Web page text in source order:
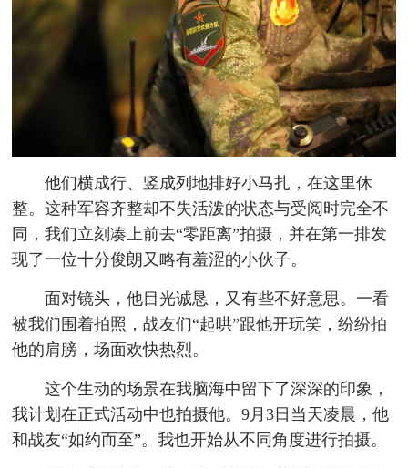
他们横成行、竖成列地排好小马扎，在这里休
整。这种军容齐整却不失活泼的状态与受阅时完全不
同，我们立刻凑上前去“零距离”拍摄，并在第一排发
现了一位十分俊朗又略有羞涩的小伙子。
面对镜头，他目光诚恳，又有些不好意思。一看
被我们围着拍照，战友们“起哄”跟他开玩笑，纷纷拍
他的肩膀，场面欢快热烈。
这个生动的场景在我脑海中留下了深深的印象，
我计划在正式活动中也拍摄他。9月3日当天凌晨，他
和战友“如约而至”。我也开始从不同角度进行拍摄。